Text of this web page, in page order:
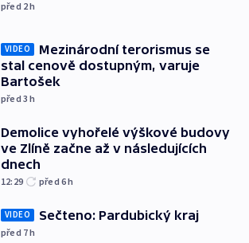
před 2h
VIDEO
Mezinárodní terorismus se
stal cenově dostupným, varuje
Bartošek
před 3h
Demolice vyhořelé výškové budovy
ve Zlíně začne až v následujících
dnech
12:29 před 6h
VIDEO Sečteno: Pardubický kraj
před 7h